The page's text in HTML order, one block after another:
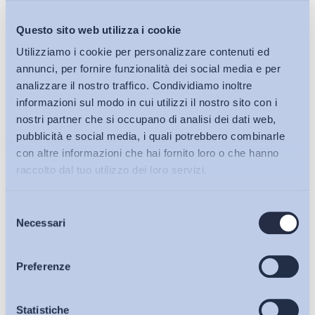
Questo sito web utilizza i cookie
Utilizziamo i cookie per personalizzare contenuti ed
annunci, per fornire funzionalità dei social media e per
analizzare il nostro traffico. Condividiamo inoltre
informazioni sul modo in cui utilizzi il nostro sito con i
nostri partner che si occupano di analisi dei dati web,
pubblicità e social media, i quali potrebbero combinarle
con altre informazioni che hai fornito loro o che hanno
raccolto dal tuo utilizzo dei loro servizi.
delNecessari
Preferenze
Statistiche
Bollettini ADAPT
Articoli
Osservatori
01/07/2026
Provincia di Lecce, Università del Salento, Partenariato Economico
Sociale (PES)
Protocollo d’intesa. Rete dei Responsabili della qualità,
della legalità e del buon lavoro nell’affidamento dei
lavori, dei servizi e delle...
Salute e sicurezza
22/06/2026
Più controlli in agricoltura e indagini innovative contro il